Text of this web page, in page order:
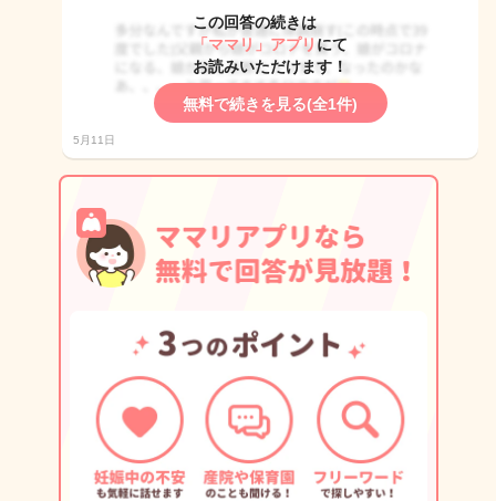
この回答の続きは
「ママリ」アプリ にて
お読みいただけます！
無料で続きを見る(全1件)
5月11日